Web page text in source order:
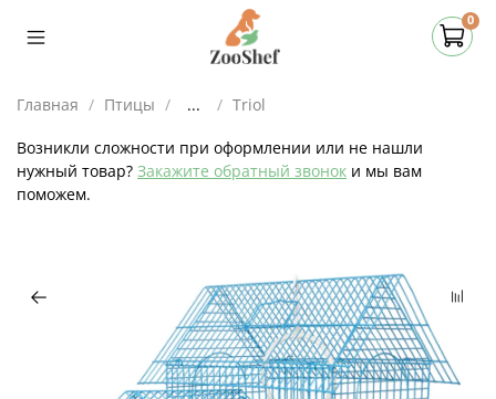
0
Главная Птицы ... Triol
Возникли сложности при оформлении или не нашли
нужный товар? Закажите обратный звонок и мы вам
поможем.